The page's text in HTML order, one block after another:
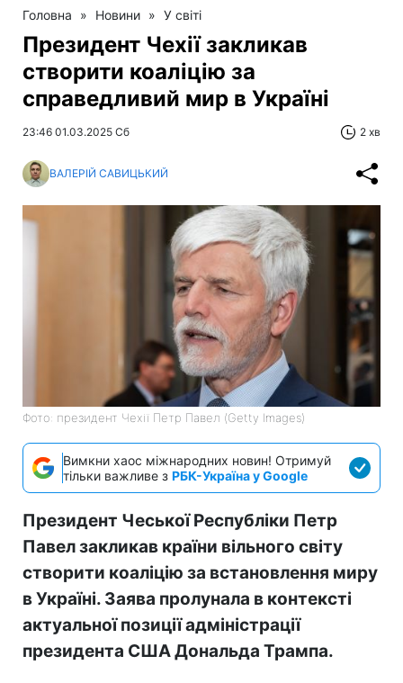
Головна » Новини » У світі
Президент Чехії закликав
створити коаліцію за
справедливий мир в Україні
23:46 01.03.2025 Сб 2 хв
ВАЛЕРІЙ САВИЦЬКИЙ
Фото: президент Чехії Петр Павел (Getty Images)
Вимкни хаос міжнародних новин! Отримуй
тільки важливе з РБК-Україна у Google
Президент Чеської Республіки Петр
Павел закликав країни вільного світу
створити коаліцію за встановлення миру
в Україні. Заява пролунала в контексті
актуальної позиції адміністрації
президента США Дональда Трампа.